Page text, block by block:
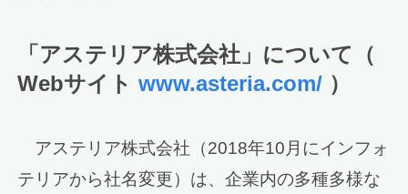
「アステリア株式会社」について（
Webサイトwww.asteria.com/ ）
アステリア株式会社（2018年10月にインフォ
テリアから社名変更）は、企業内の多種多様な